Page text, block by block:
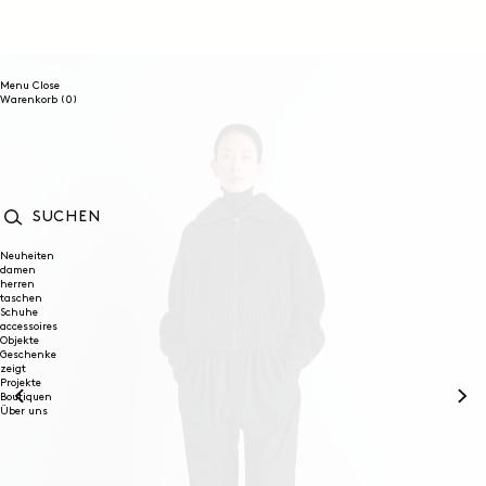
Menu Close
Warenkorb (0)
Neuheiten
damen
herren
taschen
Schuhe
accessoires
Objekte
Geschenke
zeigt
Projekte
Boutiquen
Über uns